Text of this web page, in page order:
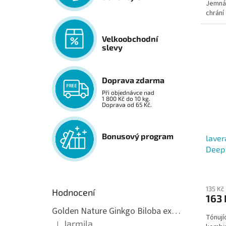
Velkoobchodní
slevy
Doprava zdarma
Při objednávce nad
1 800 Kč do 10 kg.
Doprava od 65 Kč.
Bonusový program
Hodnocení
Golden Nature Ginkgo Biloba extrakt 50:1 60mg, 100 kapslí
Jarmila
135
163